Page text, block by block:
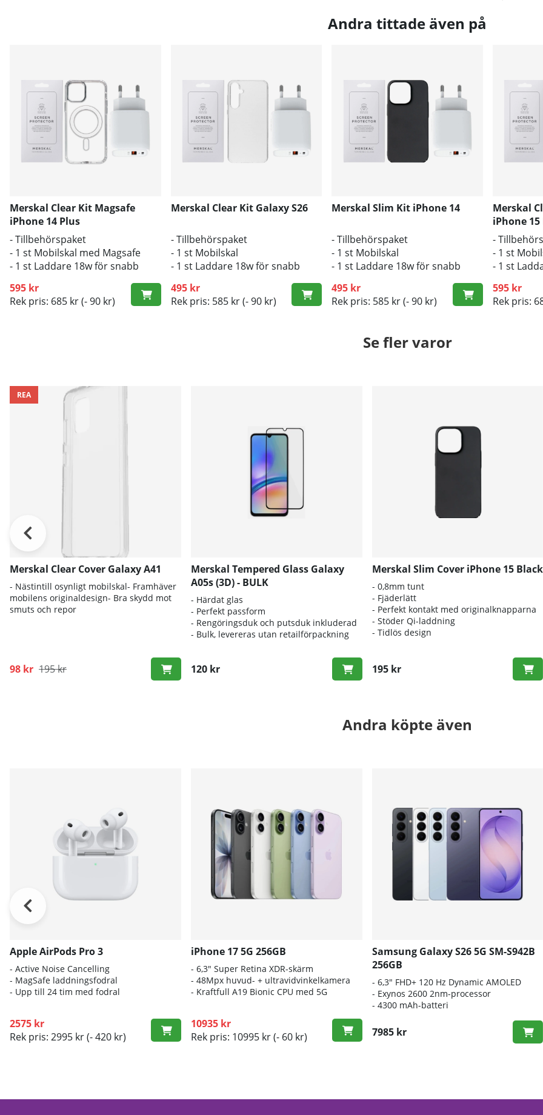
Andra tittade även på
Merskal Clear Kit Magsafe
iPhone 14 Plus
- Tillbehörspaket
- 1 st Mobilskal med Magsafe
- 1 st Laddare 18w för snabb
595 kr
Rek pris: 685 kr(- 90 kr)
Merskal Clear Kit Galaxy S26
- Tillbehörspaket
- 1 st Mobilskal
- 1 st Laddare 18w för snabb
495 kr
Rek pris: 585 kr(- 90 kr)
Merskal Slim Kit iPhone 14
- Tillbehörspaket
- 1 st Mobilskal
- 1 st Laddare 18w för snabb
495 kr
Rek pris: 585 kr(- 90 kr)
Merskal
iPhone 15
-
- 1 st
- 1 st
595 kr
Rek pris:
Se fler varor
REA
Merskal Clear Cover Galaxy A41
- Nästintill osynligt mobilskal- Framhäver
mobilens originaldesign- Bra skydd mot
smuts och repor
98 kr 195 kr
Merskal Tempered Glass Galaxy
A05s (3D) - BULK
- Härdat glas
- Perfekt passform
- Rengöringsduk och putsduk inkluderad
- Bulk, levereras utan retailförpackning
120 kr
Merskal Slim Cover iPhone 15 Black
- 0,8mm tunt
- Fjäderlätt
- Perfekt kontakt med originalknapparna
- Stöder Qi-laddning
- Tidlös design
195 kr
Andra köpte även
Apple AirPods Pro 3
- Active Noise Cancelling
- MagSafe laddningsfodral
- Upp till 24 tim med fodral
2575 kr
Rek pris: 2995 kr(- 420 kr)
iPhone 17 5G 256GB
- 6,3" Super Retina XDR-skärm
- 48Mpx huvud- + ultravidvinkelkamera
- Kraftfull A19 Bionic CPU med 5G
10935 kr
Rek pris: 10995 kr(- 60 kr)
Samsung Galaxy S26 5G SM-S942B
256GB
- 6,3" FHD+ 120 Hz Dynamic AMOLED
- Exynos 2600 2nm-processor
- 4300 mAh-batteri
7985 kr